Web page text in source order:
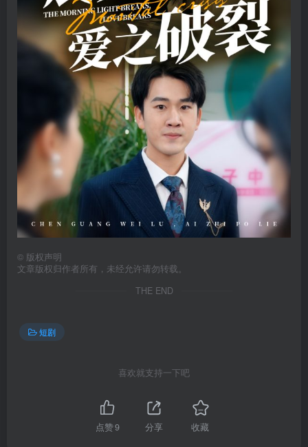
© 版权声明
文章版权归作者所有，未经允许请勿转载。
THE END
短剧
喜欢就支持一下吧
点赞9 分享 收藏